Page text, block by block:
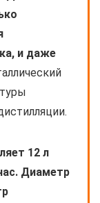
и даже
12 л
Диаметр